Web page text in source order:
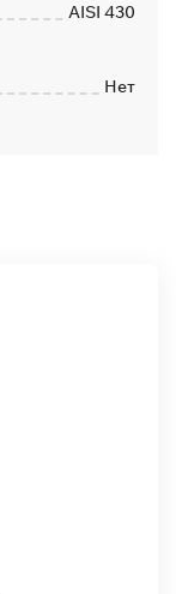
AISI 430
Нет